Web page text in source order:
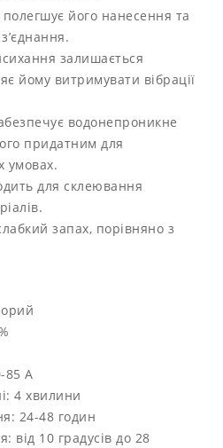
його нанесення та
залишається
йому витримувати вібрації
водонепроникне
придатним для
умовах.
для склеювання
запах, порівняно з
85 A
4 хвилини
24-48 годин
від 10 градусів до 28